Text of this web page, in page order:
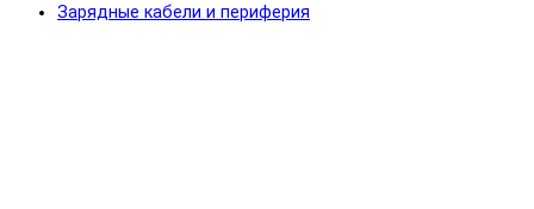
Зарядные кабели и периферия